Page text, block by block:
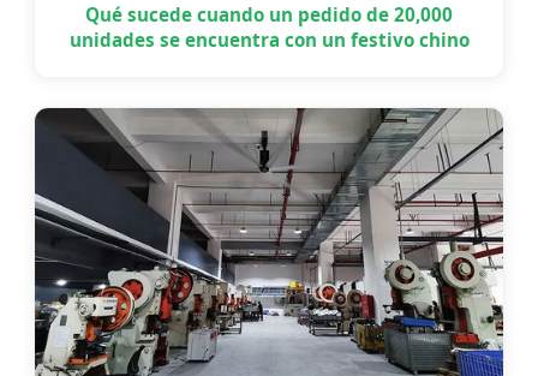
Qué sucede cuando un pedido de 20,000
unidades se encuentra con un festivo chino